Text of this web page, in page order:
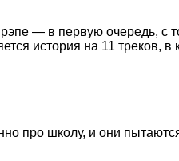
— в первую очередь, с
история на 11 треков, в
про школу, и они